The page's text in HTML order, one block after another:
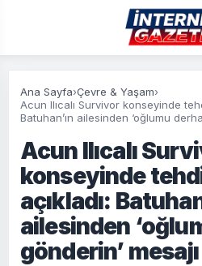
Ana Sayfa›Çevre & Yaşam›
Acun Ilıcalı Survivor konseyinde
Batuhan’ın ailesinden ‘oğlumu
Acun Ilıcalı
konseyinde
açıkladı:
ailesinden
gönderin’ mesajı